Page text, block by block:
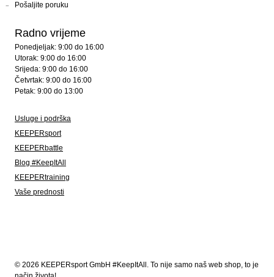
Pošaljite poruku
Radno vrijeme
Ponedjeljak: 9:00 do 16:00
Utorak: 9:00 do 16:00
Srijeda: 9:00 do 16:00
Četvrtak: 9:00 do 16:00
Petak: 9:00 do 13:00
Usluge i podrška
KEEPERsport
KEEPERbattle
Blog #KeepItAll
KEEPERtraining
Vaše prednosti
© 2026 KEEPERsport GmbH #KeepItAll. To nije samo naš web shop, to je